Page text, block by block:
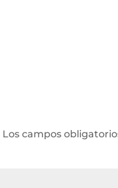
Los campos